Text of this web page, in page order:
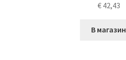
€42,43
В магазин